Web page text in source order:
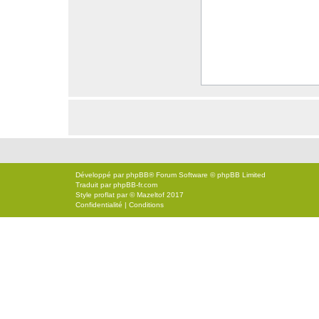
Développé parphpBB® Forum Software © phpBB Limited
Traduit parphpBB-fr.com
Style proflat par ©Mazeltof 2017
Confidentialité | Conditions